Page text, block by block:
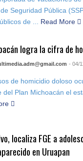
Seguridad Pública
de ...
Read More
logra la cifra de
- 04/
de homicidio doloso
del Plan Michoacán el
localiza FGE a
en Uruapan